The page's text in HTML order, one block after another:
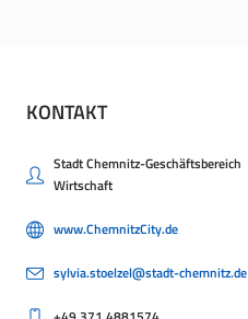
KONTAKT
Stadt Chemnitz-Geschäftsbereich
Wirtschaft
www.ChemnitzCity.de
sylvia.stoelzel@stadt-chemnitz.de